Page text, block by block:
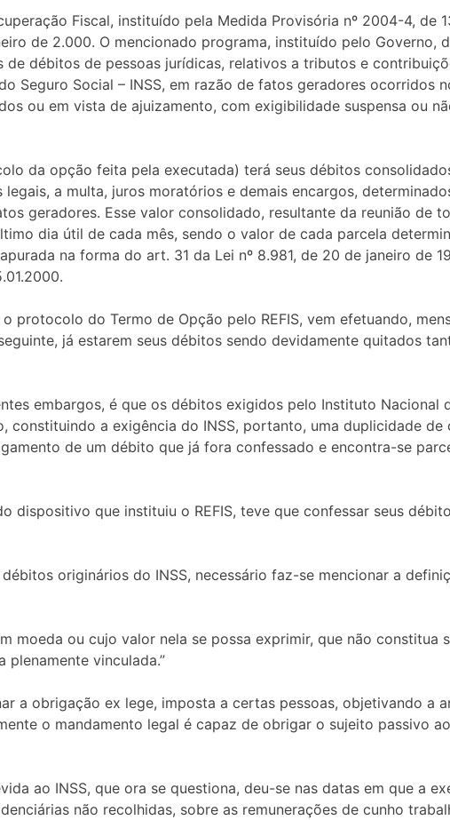
Fiscal, instituído pela Medida Provisória nº 2004-4, de
de 2.000. O mencionado programa, instituído pelo Governo,
débitos de pessoas jurídicas, relativos a tributos e
Seguro Social – INSS, em razão de fatos geradores ocorridos
ou em vista de ajuizamento, com exigibilidade suspensa ou
da opção feita pela executada) terá seus débitos
a multa, juros moratórios e demais encargos,
geradores. Esse valor consolidado, resultante da reunião de
dia útil de cada mês, sendo o valor de cada parcela
na forma do art. 31 da Lei nº 8.981, de 20 de janeiro de
protocolo do Termo de Opção pelo REFIS, vem efetuando,
já estarem seus débitos sendo devidamente quitados
embargos, é que os débitos exigidos pelo Instituto Nacional
constituindo a exigência do INSS, portanto, uma duplicidade de
de um débito que já fora confessado e encontra-se
dispositivo que instituiu o REFIS, teve que confessar seus
originários do INSS, necessário faz-se mencionar a
moeda ou cujo valor nela se possa exprimir, que não constitua
vinculada.”
a obrigação ex lege, imposta a certas pessoas, objetivando a
o mandamento legal é capaz de obrigar o sujeito passivo
ao INSS, que ora se questiona, deu-se nas datas em que a
não recolhidas, sobre as remunerações de cunho